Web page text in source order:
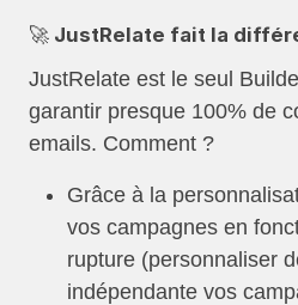
🚀 JustRelate fait la
JustRelate est le seul
garantir presque 100% de
emails. Comment ?
Grâce à la
vos campagnes en
rupture (personnaliser
indépendante vos